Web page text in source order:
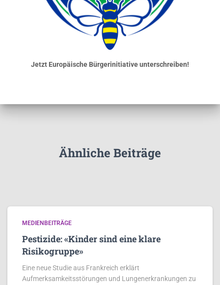
Jetzt Europäische Bürgerinitiative unterschreiben!
Ähnliche Beiträge
MEDIENBEITRÄGE
Pestizide: «Kinder sind eine klare
Risikogruppe»
Eine neue Studie aus Frankreich erklärt
Aufmerksamkeitsstörungen und Lungenerkrankungen zu